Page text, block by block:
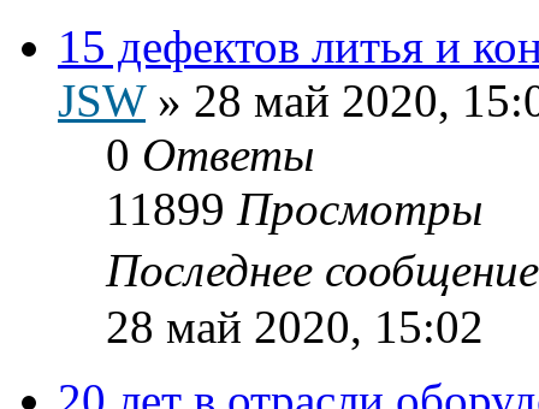
15 дефектов литья и
JSW» 28 май 2020,
0 Ответы
11899 Просмотры
Последнее
28 май 2020, 15:02